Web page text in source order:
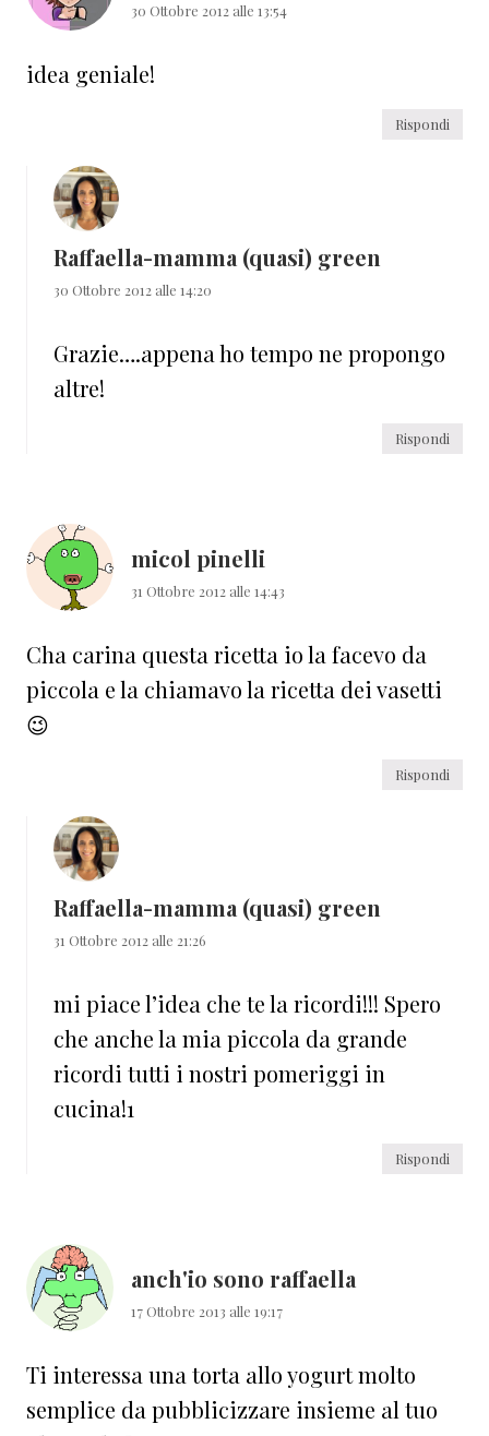
30 Ottobre 2012 alle 13:54
idea geniale!
Rispondi
Raffaella-mamma (quasi) green
30 Ottobre 2012 alle 14:20
Grazie….appena ho tempo ne propongo
altre!
Rispondi
micol pinelli
31 Ottobre 2012 alle 14:43
Cha carina questa ricetta io la facevo da
piccola e la chiamavo la ricetta dei vasetti
😉
Rispondi
Raffaella-mamma (quasi) green
31 Ottobre 2012 alle 21:26
mi piace l’idea che te la ricordi!!! Spero
che anche la mia piccola da grande
ricordi tutti i nostri pomeriggi in
cucina!1
Rispondi
anch'io sono raffaella
17 Ottobre 2013 alle 19:17
Ti interessa una torta allo yogurt molto
semplice da pubblicizzare insieme al tuo